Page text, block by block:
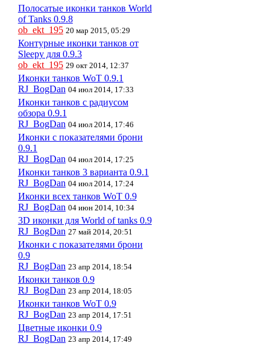
Полосатые иконки танков World
of Tanks 0.9.8
ob_ekt_195 20 мар 2015, 05:29
Контурные иконки танков от
Sleepy для 0.9.3
ob_ekt_195 29 окт 2014, 12:37
Иконки танков WoT 0.9.1
RJ_BogDan 04 июл 2014, 17:33
Иконки танков с радиусом
обзора 0.9.1
RJ_BogDan 04 июл 2014, 17:46
Иконки с показателями брони
0.9.1
RJ_BogDan 04 июл 2014, 17:25
Иконки танков 3 варианта 0.9.1
RJ_BogDan 04 июл 2014, 17:24
Иконки всех танков WoT 0.9
RJ_BogDan 04 июн 2014, 10:34
3D иконки для World of tanks 0.9
RJ_BogDan 27 май 2014, 20:51
Иконки с показателями брони
0.9
RJ_BogDan 23 апр 2014, 18:54
Иконки танков 0.9
RJ_BogDan 23 апр 2014, 18:05
Иконки танков WoT 0.9
RJ_BogDan 23 апр 2014, 17:51
Цветные иконки 0.9
RJ_BogDan 23 апр 2014, 17:49